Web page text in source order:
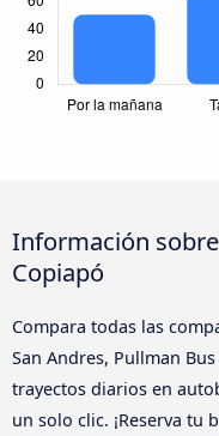
Información
Copiapó
Compara todas las
San Andres, Pullman
trayectos diarios en
un solo clic. ¡Reserva